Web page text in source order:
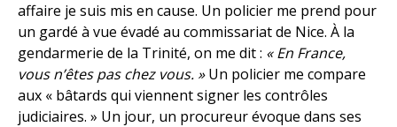
affaire je suis mis en cause. Un policier me prend pour
un gardé à vue évadé au commissariat de Nice. À la
gendarmerie de la Trinité, on me dit : « En France,
vous n’êtes pas chez vous. »Un policier me compare
aux « bâtards qui viennent signer les contrôles
judiciaires. » Un jour, un procureur évoque dans ses